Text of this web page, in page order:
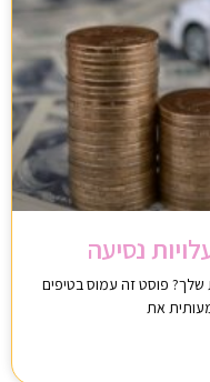
נסיעה
פוסט זה עמוס בטיפים
את